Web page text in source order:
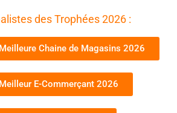
des Trophées 2026 :
Chaine de Magasins 2026
E-Commerçant 2026